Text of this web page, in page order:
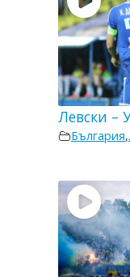
Левски –
България,